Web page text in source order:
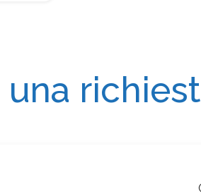
una